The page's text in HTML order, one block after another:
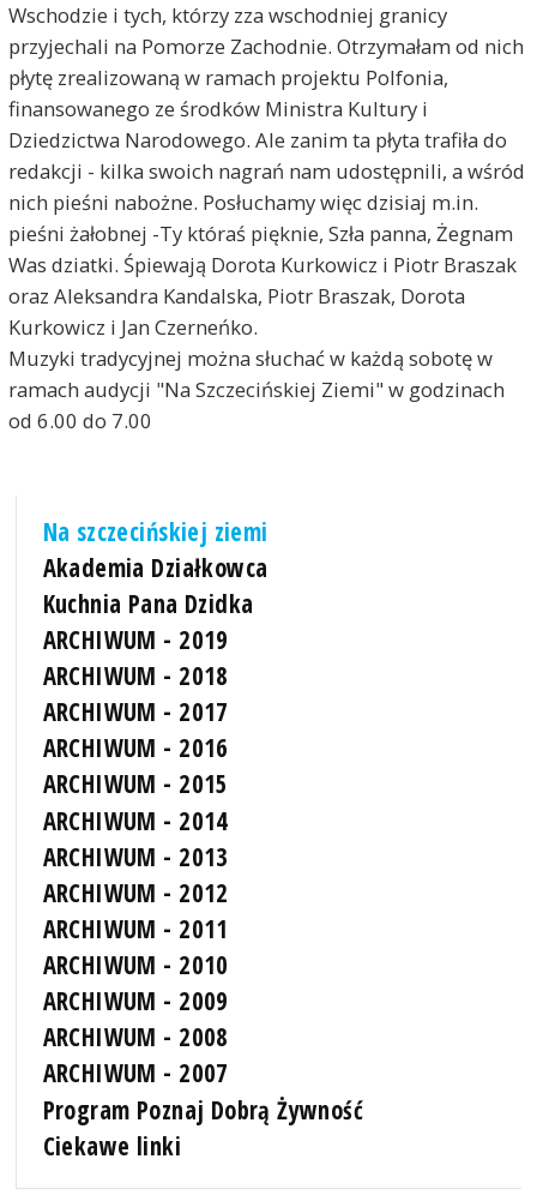
Wschodzie i tych, którzy zza wschodniej granicy
przyjechali na Pomorze Zachodnie. Otrzymałam od nich
płytę zrealizowaną w ramach projektu Polfonia,
finansowanego ze środków Ministra Kultury i
Dziedzictwa Narodowego. Ale zanim ta płyta trafiła do
redakcji - kilka swoich nagrań nam udostępnili, a wśród
nich pieśni nabożne. Posłuchamy więc dzisiaj m.in.
pieśni żałobnej -Ty któraś pięknie, Szła panna, Żegnam
Was dziatki. Śpiewają Dorota Kurkowicz i Piotr Braszak
oraz Aleksandra Kandalska, Piotr Braszak, Dorota
Kurkowicz i Jan Czerneńko.
Muzyki tradycyjnej można słuchać w każdą sobotę w
ramach audycji "Na Szczecińskiej Ziemi" w godzinach
od 6.00 do 7.00
Na szczecińskiej ziemi
Akademia Działkowca
Kuchnia Pana Dzidka
ARCHIWUM - 2019
ARCHIWUM - 2018
ARCHIWUM - 2017
ARCHIWUM - 2016
ARCHIWUM - 2015
ARCHIWUM - 2014
ARCHIWUM - 2013
ARCHIWUM - 2012
ARCHIWUM - 2011
ARCHIWUM - 2010
ARCHIWUM - 2009
ARCHIWUM - 2008
ARCHIWUM - 2007
Program Poznaj Dobrą Żywność
Ciekawe linki